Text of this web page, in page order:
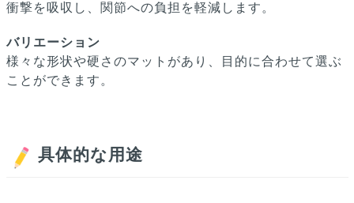
衝撃を吸収し、関節への負担を軽減します。
バリエーション
様々な形状や硬さのマットがあり、目的に合わせて選ぶ
ことができます。
具体的な用途